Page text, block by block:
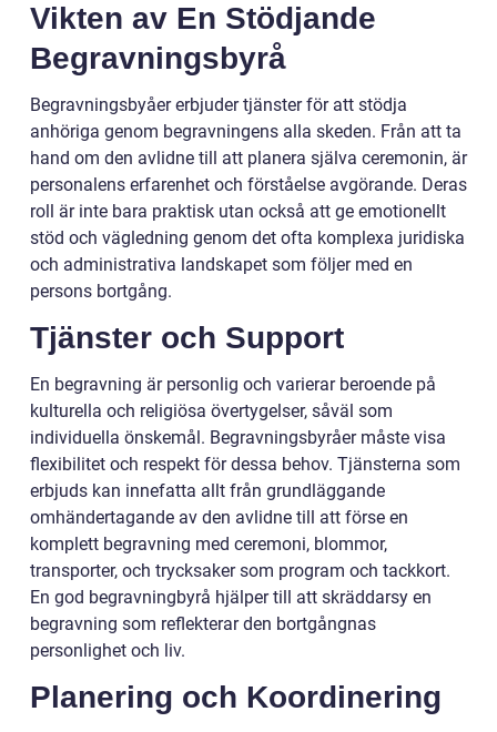
Vikten av En Stödjande
Begravningsbyrå
Begravningsbyåer erbjuder tjänster för att stödja
anhöriga genom begravningens alla skeden. Från att ta
hand om den avlidne till att planera själva ceremonin, är
personalens erfarenhet och förståelse avgörande. Deras
roll är inte bara praktisk utan också att ge emotionellt
stöd och vägledning genom det ofta komplexa juridiska
och administrativa landskapet som följer med en
persons bortgång.
Tjänster och Support
En begravning är personlig och varierar beroende på
kulturella och religiösa övertygelser, såväl som
individuella önskemål. Begravningsbyråer måste visa
flexibilitet och respekt för dessa behov. Tjänsterna som
erbjuds kan innefatta allt från grundläggande
omhändertagande av den avlidne till att förse en
komplett begravning med ceremoni, blommor,
transporter, och trycksaker som program och tackkort.
En god begravningbyrå hjälper till att skräddarsy en
begravning som reflekterar den bortgångnas
personlighet och liv.
Planering och Koordinering